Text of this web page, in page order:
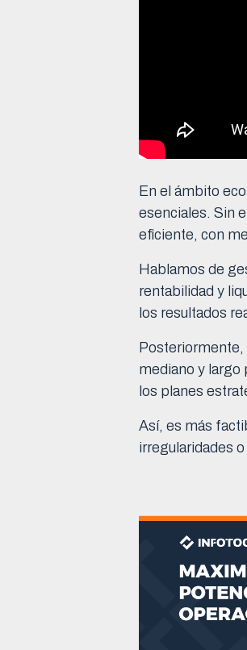
En el ámbito
esenciales. Sin
eficiente, con
Hablamos de
rentabilidad y
los resultados
mediano y largo
los planes
Así, es más
irregularidades